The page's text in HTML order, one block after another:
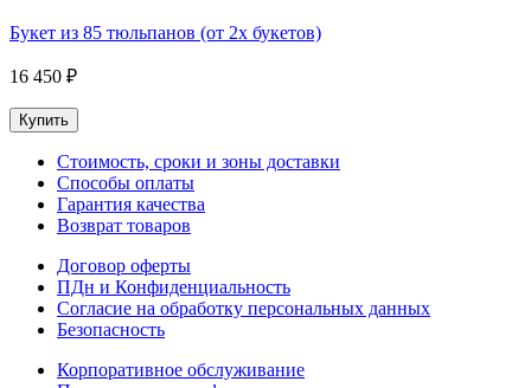
Букет из 85 тюльпанов (от 2х букетов)
16 450 ₽
Купить
Стоимость, сроки и зоны доставки
Способы оплаты
Гарантия качества
Возврат товаров
Договор оферты
ПДн и Конфиденциальность
Согласие на обработку персональных данных
Безопасность
Корпоративное обслуживание